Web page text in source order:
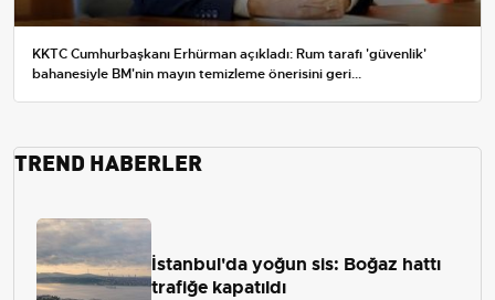
KKTC Cumhurbaşkanı Erhürman açıkladı: Rum tarafı 'güvenlik'
bahanesiyle BM'nin mayın temizleme önerisini geri...
TREND HABERLER
İstanbul'da yoğun sis: Boğaz hattı
trafiğe kapatıldı